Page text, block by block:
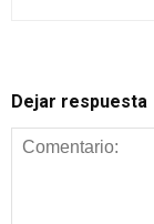
Dejar respuesta